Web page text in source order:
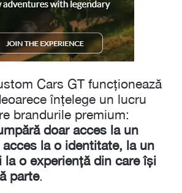
Cars GT funcționează
înțelege un lucru
brandurile premium:
doar acces la un
la o identitate, la un
o experiență din care își
parte.